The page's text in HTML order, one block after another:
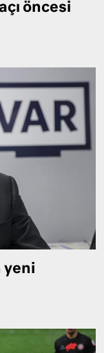
öncesi
yeni